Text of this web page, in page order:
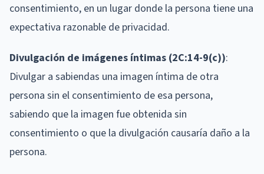
consentimiento, en un lugar donde la persona tiene una
expectativa razonable de privacidad.
Divulgación de imágenes íntimas (2C:14-9(c)):
Divulgar a sabiendas una imagen íntima de otra
persona sin el consentimiento de esa persona,
sabiendo que la imagen fue obtenida sin
consentimiento o que la divulgación causaría daño a la
persona.